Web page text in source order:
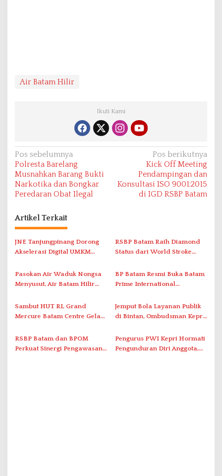
Air Batam Hilir
Ikuti Kami
N
a
v
i
g
a
s
i
o
Pos sebelumnya
Polresta Barelang
Musnahkan Barang Bukti
Narkotika dan Bongkar
Peredaran Obat Ilegal
Pos berikutnya
Kick Off Meeting
Pendampingan dan
Konsultasi ISO 9001:2015
di IGD RSBP Batam
Artikel Terkait
JNE Tanjungpinang Dorong
Akselerasi Digital UMKM
2026
RSBP Batam Raih Diamond
Status dari World Stroke
Penanganan Stroke
Berstandar Internasional
Pasokan Air Waduk Nongsa
Menyusut, Air Batam Hilir
Antar-IPAM
BP Batam Resmi Buka Batam
Prime International
2026 di Stadion Temenggung
Abdul Jamal
Sambut HUT RI, Grand
Mercure Batam Centre Gelar
Nusantara’
Jemput Bola Layanan Publik
di Bintan, Ombudsman Kepri
Solar Nelayan
RSBP Batam dan BPOM
Perkuat Sinergi Pengawasan
Pengurus PWI Kepri Hormati
Pengunduran Diri Anggota,